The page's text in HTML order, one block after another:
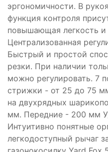
эргономичности. В
функция контроля
повышающая легкость и
Централизованная
Быстрый и простой
резки. При наличии
можно регулировать. 7
стрижки - от 25 до 75
на двухрядных
мм. Передние - 200 мм
Интуитивно понятные
легкодоступный рычаг